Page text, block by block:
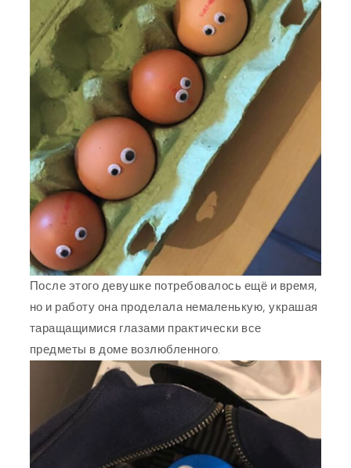
После этого девушке потребовалось ещё и время,
но и работу она проделала немаленькую, украшая
таращащимися глазами практически все
предметы в доме возлюбленного.